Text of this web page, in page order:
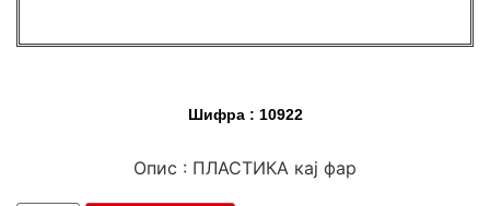
Шифра : 10922
Опис : ПЛАСТИКА кај фар